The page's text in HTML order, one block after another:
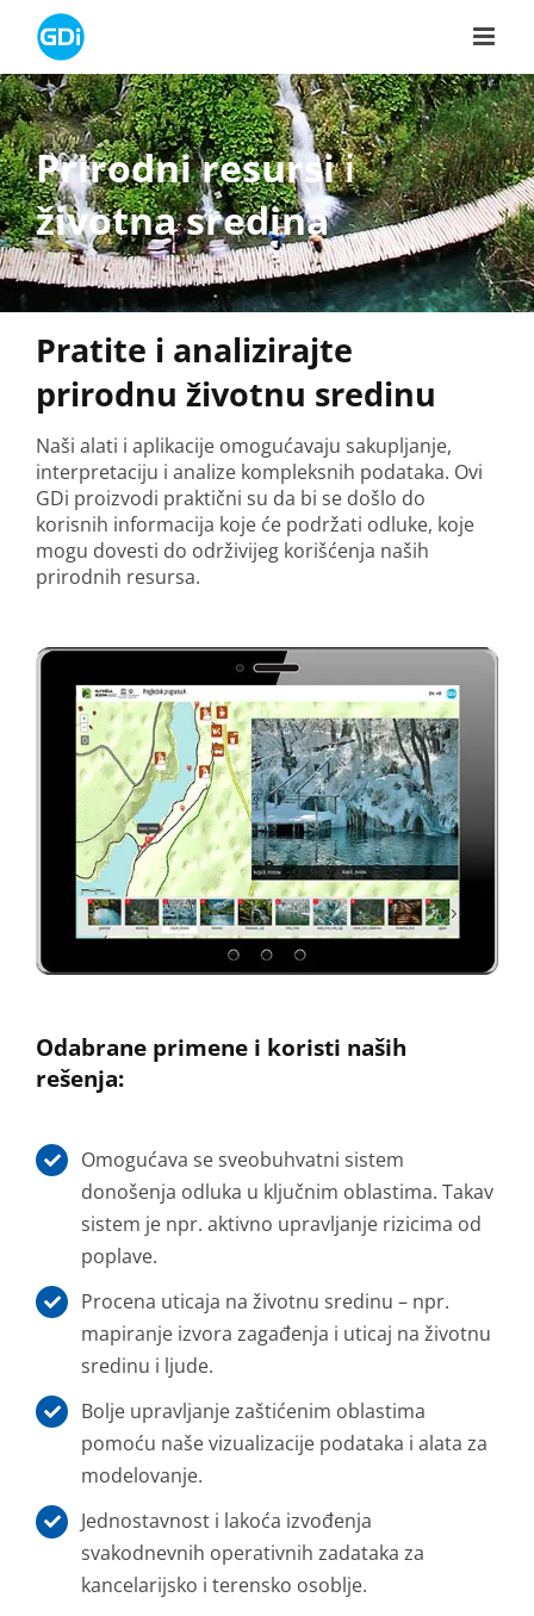
content
Prirodni resursii
životna sredina
Pratite i analizirajte
prirodnu životnu sredinu
Naši alati i aplikacije omogućavaju sakupljanje,
interpretaciju i analize kompleksnih podataka. Ovi
GDi proizvodi praktični su da bi se došlo do
korisnih informacija koje će podržati odluke, koje
mogu dovesti do održivijeg korišćenja naših
prirodnih resursa.
Odabrane primene i koristi naših
rešenja:
Omogućava se sveobuhvatni sistem
donošenja odluka u ključnim oblastima. Takav
sistem je npr. aktivno upravljanje rizicima od
poplave.
Procena uticaja na životnu sredinu – npr.
mapiranje izvora zagađenja i uticaj na životnu
sredinu i ljude.
Bolje upravljanje zaštićenim oblastima
pomoću naše vizualizacije podataka i alata za
modelovanje.
Jednostavnost i lakoća izvođenja
svakodnevnih operativnih zadataka za
kancelarijsko i terensko osoblje.